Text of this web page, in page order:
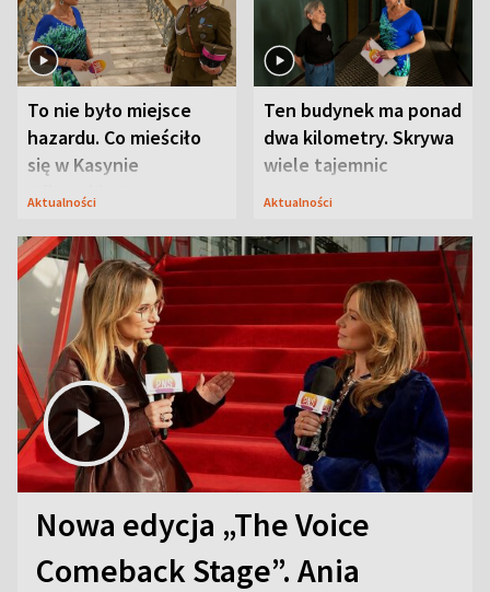
To nie było miejsce
hazardu. Co mieściło
się w Kasynie
Oficerskim?
Aktualności
Ten budynek ma ponad
dwa kilometry. Skrywa
wiele tajemnic
Aktualności
Nowa edycja „The Voice
Comeback Stage”. Ania